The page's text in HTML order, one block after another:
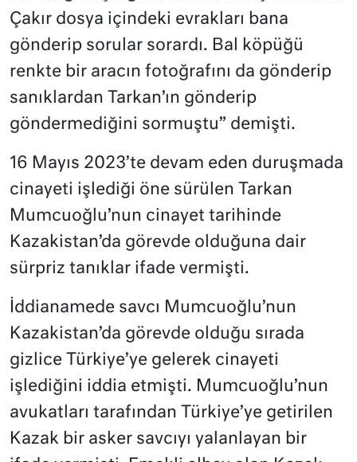
Çakır dosya içindeki evrakları bana
gönderip sorular sorardı. Bal köpüğü
renkte bir aracın fotoğrafını da gönderip
sanıklardan Tarkan’ın gönderip
göndermediğini sormuştu” demişti.
16 Mayıs 2023’te devam eden duruşmada
cinayeti işlediği öne sürülen Tarkan
Mumcuoğlu’nun cinayet tarihinde
Kazakistan’da görevde olduğuna dair
sürpriz tanıklar ifade vermişti.
İddianamede savcı Mumcuoğlu’nun
Kazakistan’da görevde olduğu sırada
gizlice Türkiye’ye gelerek cinayeti
işlediğini iddia etmişti. Mumcuoğlu’nun
avukatları tarafından Türkiye’ye getirilen
Kazak bir asker savcıyı yalanlayan bir